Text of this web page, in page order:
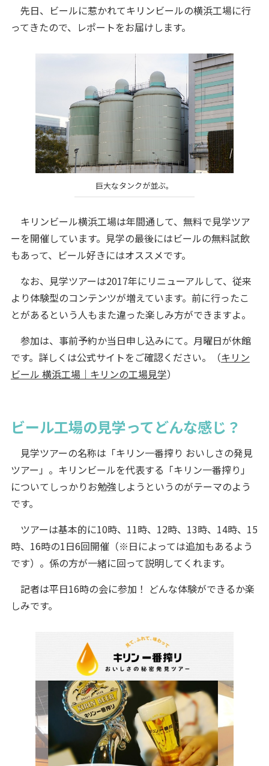
先日、ビールに惹かれてキリンビールの横浜工場に行
ってきたので、レポートをお届けします。
巨大なタンクが並ぶ。
キリンビール横浜工場は年間通して、無料で見学ツア
ーを開催しています。見学の最後にはビールの無料試飲
もあって、ビール好きにはオススメです。
なお、見学ツアーは2017年にリニューアルして、従来
より体験型のコンテンツが増えています。前に行ったこ
とがあるという人もまた違った楽しみ方ができますよ。
参加は、事前予約か当日申し込みにて。月曜日が休館
です。詳しくは公式サイトをご確認ください。（キリン
ビール 横浜工場｜キリンの工場見学）
ビール工場の見学ってどんな感じ？
見学ツアーの名称は「キリン一番搾り おいしさの発見
ツアー」。キリンビールを代表する「キリン一番搾り」
についてしっかりお勉強しようというのがテーマのよう
です。
ツアーは基本的に10時、11時、12時、13時、14時、15
時、16時の1日6回開催（※日によっては追加もあるよう
です）。係の方が一緒に回って説明してくれます。
記者は平日16時の会に参加！ どんな体験ができるか楽
しみです。